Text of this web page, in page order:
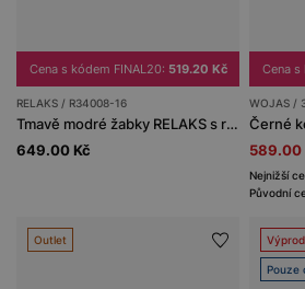
Cena s kódem FINAL20: 519.20 Kč
RELAKS / R34008-16
Tmavě modré žabky RELAKS s reliéfním logem
649.00 Kč
Cena s
WOJAS /
Černé
589.00
Nejnižší
Původní
Outlet
Pouze